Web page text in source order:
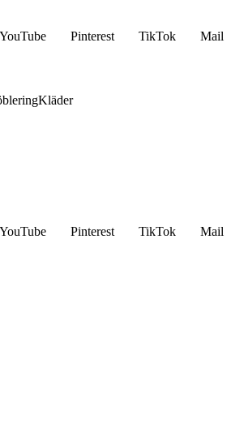
YouTube Pinterest TikTok Mail
Kläder
YouTube Pinterest TikTok Mail